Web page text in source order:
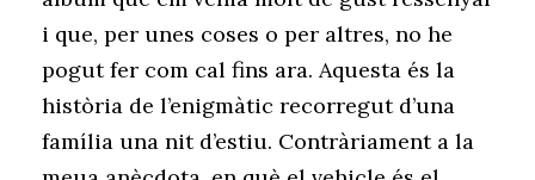
i que, per unes coses o per altres, no he
pogut fer com cal fins ara. Aquesta és la
història de l’enigmàtic recorregut d’una
família una nit d’estiu. Contràriament a la